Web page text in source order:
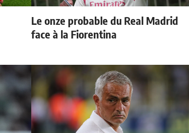
Le onze probable du Real Madrid
face à la Fiorentina